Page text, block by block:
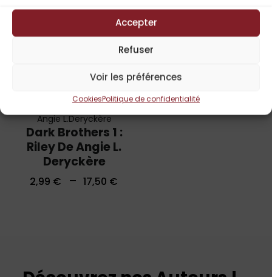
Accepter
Refuser
Voir les préférences
CookiesPolitique de confidentialité
Dark Brothers 1 :
Riley De Angie L.
Deryckère
Angie L.Deryckère
2,99 € – 17,50 €